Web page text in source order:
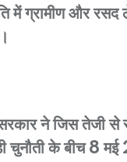
में ग्रामीण और
ने जिस तेजी
चुनौती के बीच 8